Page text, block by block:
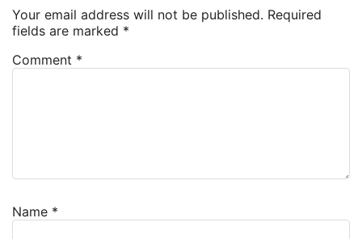
Your email address will not be published. Required
fields are marked *
Comment *
Name *